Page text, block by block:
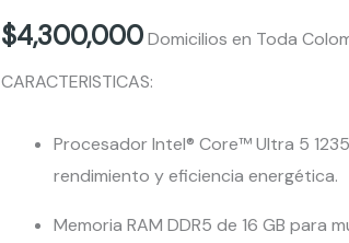
$4,300,000 Domicilios en Toda
CARACTERISTICAS:
Procesador Intel® Core™ Ultra 5
rendimiento y eficiencia energética.
Memoria RAM DDR5 de 16 GB para
cantidad